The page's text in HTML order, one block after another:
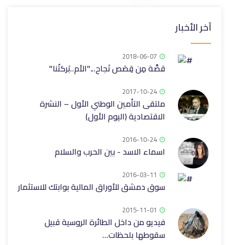
آخر الأخبار
2018-06-07
قصَّة مِن قِصَص نَجاح..."الأم..بَركتُنا"
2017-10-24
ملتقى التأمين الوطني الأول – النشرة
الاقتصادية (اليوم الأول)
2016-10-24
اسماء الاسد - بين الحرب والسلام
2016-03-11
سوق دمشق للأوراق المالية بوابتك للاستثمار
2015-11-01
فيديو من داخل الطائرة الروسية قبيل
سقوطها بلحظات...